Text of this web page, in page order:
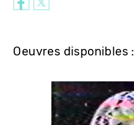
Oeuvres disponibles :